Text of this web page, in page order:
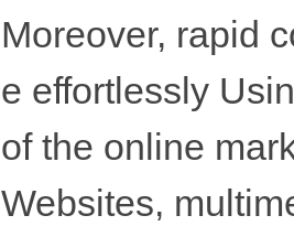
Moreover, rapid
e effortlessly
of the online
Websites,